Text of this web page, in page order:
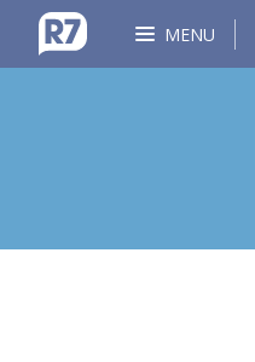
MENU